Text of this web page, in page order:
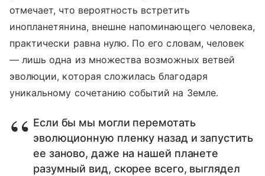
отмечает, что вероятность встретить
инопланетянина, внешне напоминающего человека,
практически равна нулю. По его словам, человек
— лишь одна из множества возможных ветвей
эволюции, которая сложилась благодаря
уникальному сочетанию событий на Земле.
Если бы мы могли перемотать
эволюционную пленку назад и запустить
ее заново, даже на нашей планете
разумный вид, скорее всего, выглядел